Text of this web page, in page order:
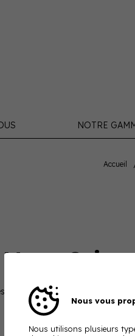
NOTRE
Accueil
de formation et espace de
Nous vous
Nous utilisons plusieurs